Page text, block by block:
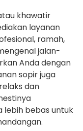
khawatir
layanan
ramah,
jalan-
Anda dengan
sopir juga
dan
lebih bebas untuk